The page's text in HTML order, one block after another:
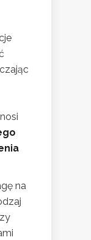
na